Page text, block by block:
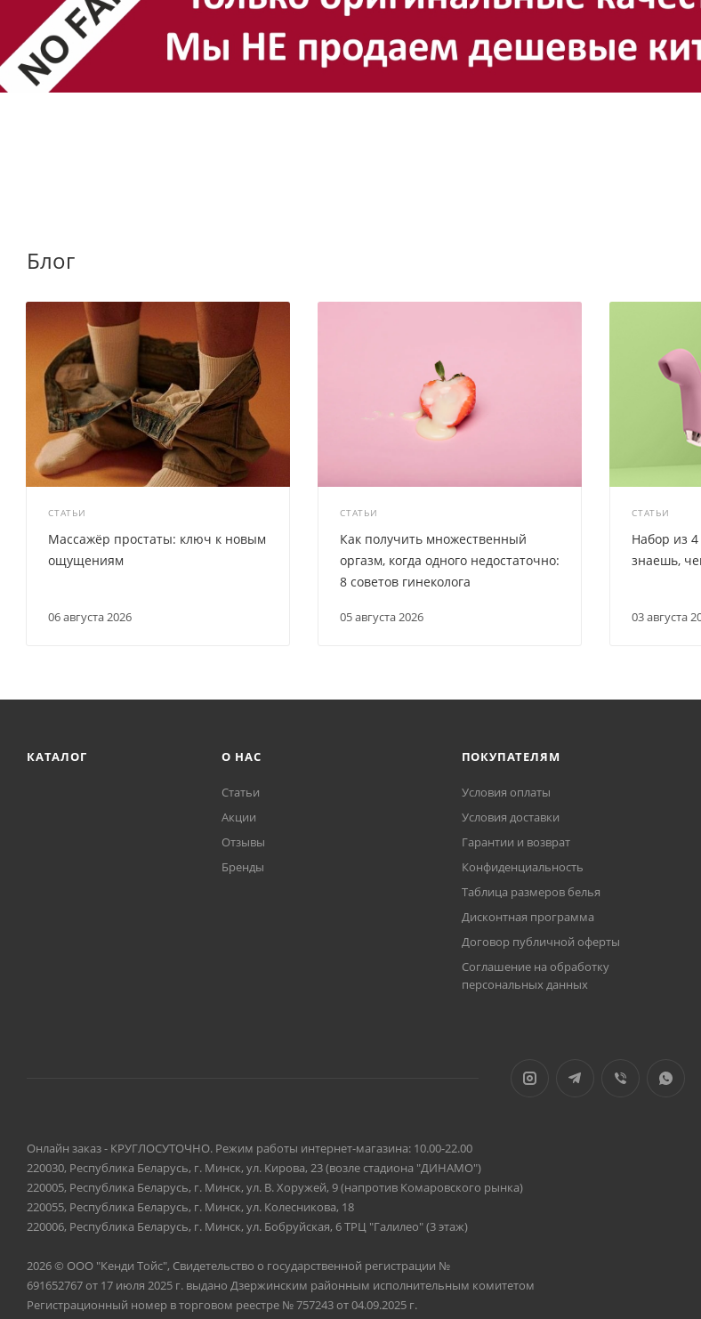
Блог
СТАТЬИ
06 августа 2026
Массажёр простаты: ключ к новым
ощущениям
СТАТЬИ
05 августа 2026
Как получить множественный
оргазм, когда одного недостаточно:
8 советов гинеколога
СТАТЬИ
03 августа
Набор из 4
знаешь,
КАТАЛОГ О НАС
Статьи
Акции
Отзывы
Бренды
ПОКУПАТЕЛЯМ
Условия оплаты
Условия доставки
Гарантии и возврат
Конфиденциальность
Таблица размеров белья
Дисконтная программа
Договор публичной оферты
Соглашение на обработку
персональных данных
Онлайн заказ - КРУГЛОСУТОЧНО. Режим работы интернет-магазина: 10.00-22.00
220030, Республика Беларусь, г. Минск, ул. Кирова, 23 (возле стадиона "ДИНАМО")
220005, Республика Беларусь, г. Минск, ул. В. Хоружей, 9 (напротив Комаровского рынка)
220055, Республика Беларусь, г. Минск, ул. Колесникова, 18
220006, Республика Беларусь, г. Минск, ул. Бобруйская, 6 ТРЦ "Галилео" (3 этаж)
2026 © ООО "Кенди Тойс", Свидетельство о государственной регистрации №
691652767 от 17 июля 2025 г. выдано Дзержинским районным исполнительным комитетом
Регистрационный номер в торговом реестре № 757243 от 04.09.2025 г.